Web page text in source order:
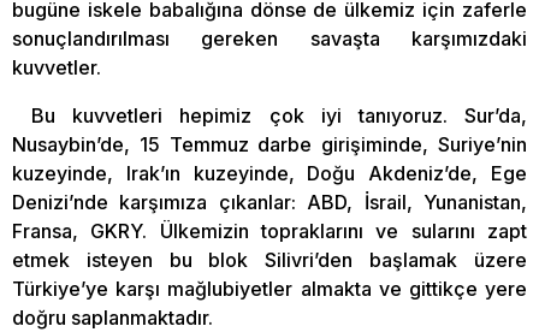
bugüne iskele babalığına dönse de ülkemiz için zaferle
sonuçlandırılması gereken savaşta karşımızdaki
kuvvetler.
Bu kuvvetleri hepimiz çok iyi tanıyoruz. Sur’da,
Nusaybin’de, 15 Temmuz darbe girişiminde, Suriye’nin
kuzeyinde, Irak’ın kuzeyinde, Doğu Akdeniz’de, Ege
Denizi’nde karşımıza çıkanlar: ABD, İsrail, Yunanistan,
Fransa, GKRY. Ülkemizin topraklarını ve sularını zapt
etmek isteyen bu blok Silivri’den başlamak üzere
Türkiye’ye karşı mağlubiyetler almakta ve gittikçe yere
doğru saplanmaktadır.